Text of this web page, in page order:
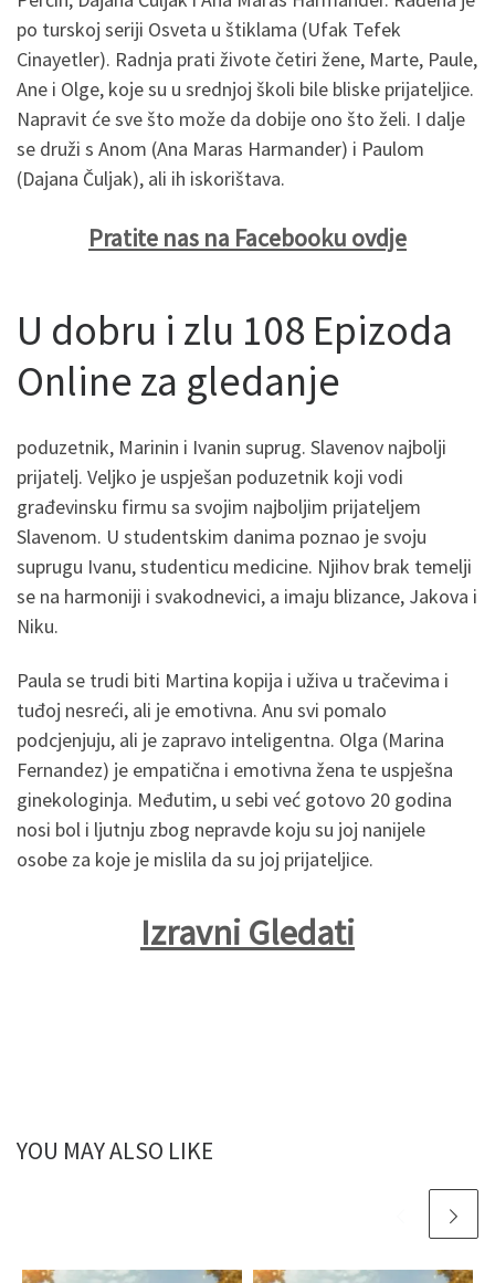
po turskoj seriji Osveta u štiklama (Ufak Tefek
Cinayetler). Radnja prati živote četiri žene, Marte, Paule,
Ane i Olge, koje su u srednjoj školi bile bliske prijateljice.
Napravit će sve što može da dobije ono što želi. I dalje
se druži s Anom (Ana Maras Harmander) i Paulom
(Dajana Čuljak), ali ih iskorištava.
Pratite nas na Facebooku ovdje
U dobru i zlu 108 Epizoda
Online za gledanje
poduzetnik, Marinin i Ivanin suprug. Slavenov najbolji
prijatelj. Veljko je uspješan poduzetnik koji vodi
građevinsku firmu sa svojim najboljim prijateljem
Slavenom. U studentskim danima poznao je svoju
suprugu Ivanu, studenticu medicine. Njihov brak temelji
se na harmoniji i svakodnevici, a imaju blizance, Jakova i
Niku.
Paula se trudi biti Martina kopija i uživa u tračevima i
tuđoj nesreći, ali je emotivna. Anu svi pomalo
podcjenjuju, ali je zapravo inteligentna. Olga (Marina
Fernandez) je empatična i emotivna žena te uspješna
ginekologinja. Međutim, u sebi već gotovo 20 godina
nosi bol i ljutnju zbog nepravde koju su joj nanijele
osobe za koje je mislila da su joj prijateljice.
Izravni Gledati
YOU MAY ALSO LIKE